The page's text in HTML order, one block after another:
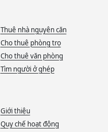
Thuê nhà nguyên căn
Cho thuê phòng trọ
Cho thuê văn phòng
Tìm người ở ghép
Giới thiệu
Quy chế hoạt động